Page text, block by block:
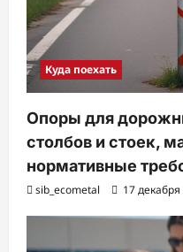
Куда поехать
Опоры для
столбов и стоек,
нормативные
sib_ecometal 17